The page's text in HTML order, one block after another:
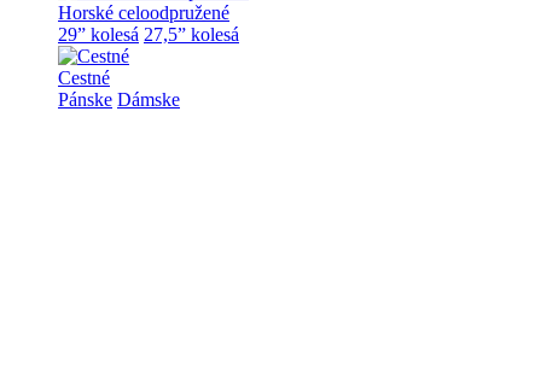
Horské celoodpružené
29” kolesá 27,5” kolesá
Cestné
Pánske Dámske